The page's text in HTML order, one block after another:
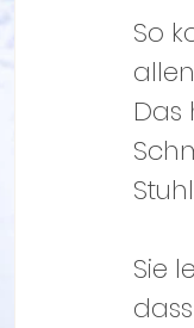
So
Das
Sie